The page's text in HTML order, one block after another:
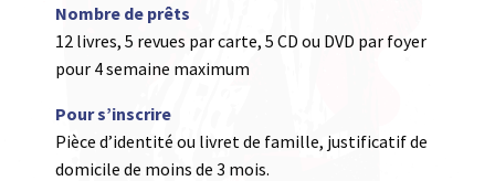
Nombre de prêts
12 livres, 5 revues par carte, 5 CD ou DVD par foyer
pour 4 semaine maximum
Pour s’inscrire
Pièce d’identité ou livret de famille, justificatif de
domicile de moins de 3 mois.